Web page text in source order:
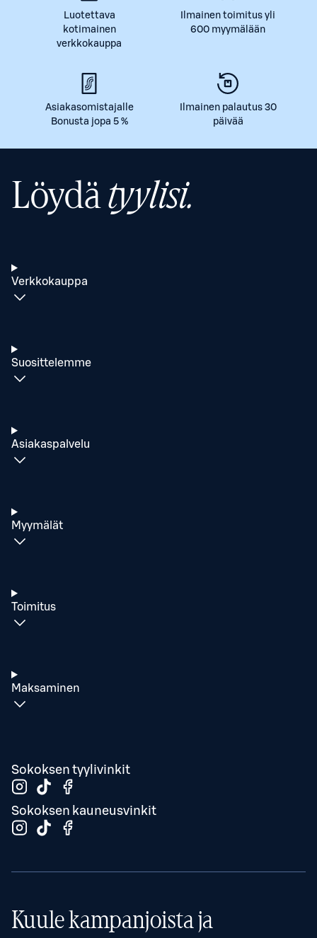
Luotettava
kotimainen
verkkokauppa
Ilmainen toimitus yli
600 myymälään
Asiakasomistajalle
Bonusta jopa 5 %
Ilmainen palautus 30
päivää
Löydätyylisi.
Verkkokauppa
Suosittelemme
Asiakaspalvelu
Myymälät
Toimitus
Maksaminen
Sokoksen tyylivinkit
Sokoksen kauneusvinkit
Kuule kampanjoista ja